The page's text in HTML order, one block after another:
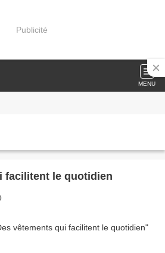
Publicité
MENU
facilitent le quotidien